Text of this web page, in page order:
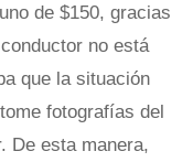
de $150, gracias
no está
que la situación
fotografías del
De esta manera,